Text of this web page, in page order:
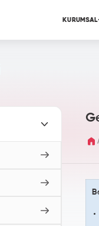
KURUMSAL
/